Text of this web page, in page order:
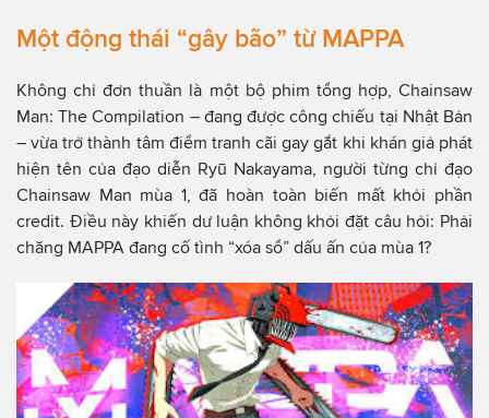
Một động thái “gây bão” từ MAPPA
Không chỉ đơn thuần là một bộ phim tổng hợp, Chainsaw
Man: The Compilation – đang được công chiếu tại Nhật Bản
– vừa trở thành tâm điểm tranh cãi gay gắt khi khán giả phát
hiện tên của đạo diễn Ryū Nakayama, người từng chỉ đạo
Chainsaw Man mùa 1, đã hoàn toàn biến mất khỏi phần
credit. Điều này khiến dư luận không khỏi đặt câu hỏi: Phải
chăng MAPPA đang cố tình “xóa sổ” dấu ấn của mùa 1?